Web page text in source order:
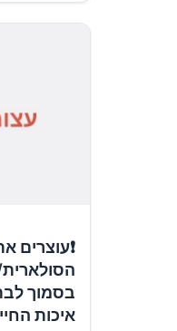
❗עוצרים
בסמוך
איכות